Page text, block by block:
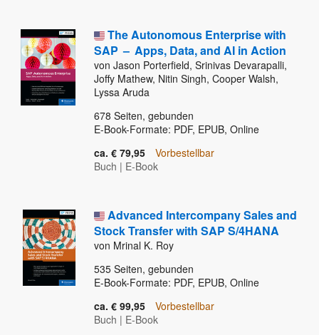
The Autonomous Enterprise with
SAP – Apps, Data, and AI in Action
von Jason Porterfield, Srinivas Devarapalli,
Joffy Mathew, Nitin Singh, Cooper Walsh,
Lyssa Aruda
678 Seiten, gebunden
E-Book-Formate: PDF, EPUB, Online
ca. € 79,95
Vorbestellbar
Buch | E-Book
Advanced Intercompany Sales and
Stock Transfer with SAP S/4HANA
von Mrinal K. Roy
535 Seiten, gebunden
E-Book-Formate: PDF, EPUB, Online
ca. € 99,95
Vorbestellbar
Buch | E-Book